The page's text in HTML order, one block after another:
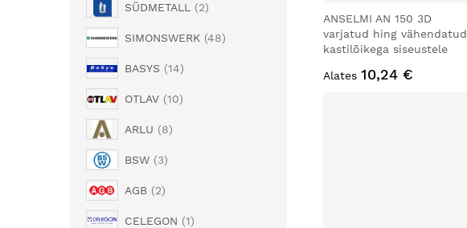
ANSELMI AN 150 3D
varjatud hing vähendatud
kastilõikega siseustele
Alates 10,24 €
SÜDMETALL 2
SIMONSWERK 48
BASYS 14
OTLAV 10
ARLU 8
BSW 3
AGB 2
CELEGON 1